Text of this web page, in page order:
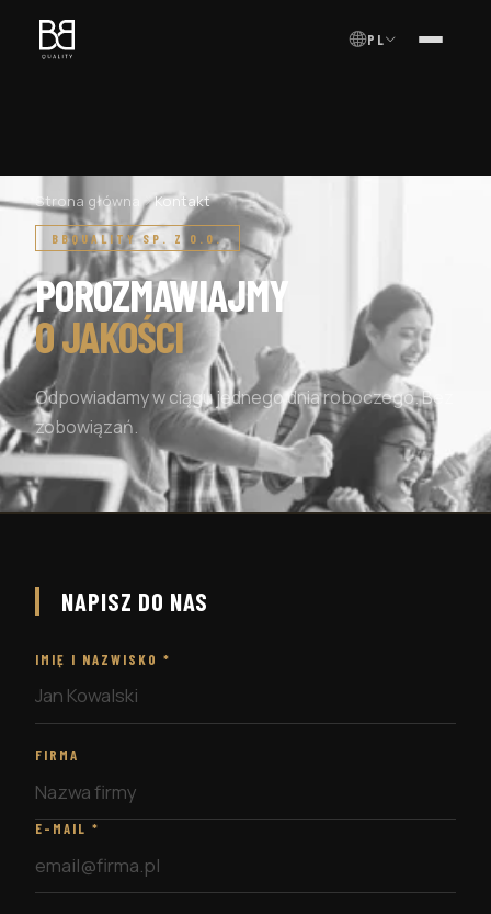
PL MENU
Strona główna Kontakt
BBQUALITY SP. Z O.O.
POROZMAWIAJMY
O JAKOŚCI
Odpowiadamy w ciągu jednego dnia roboczego. Bez
zobowiązań.
NAPISZ DO NAS
IMIĘ I NAZWISKO *
FIRMA
E-MAIL *